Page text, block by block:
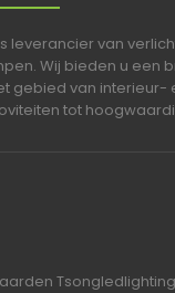
leverancier van
Wij bieden u een
gebied van interieur-
tot